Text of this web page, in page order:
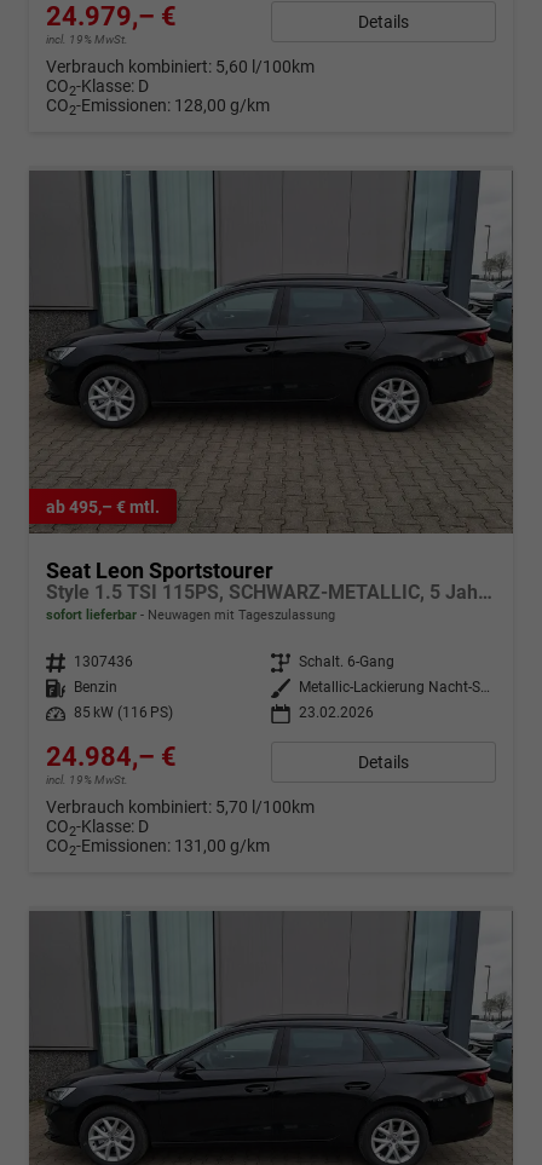
24.979,– €
incl. 19% MwSt.
Details
Verbrauch kombiniert: 5,60 l/100km
CO2-Klasse: D
CO2-Emissionen: 128,00 g/km
ab 495,– € mtl.
Seat Leon Sportstourer
Style 1.5 TSI 115PS, SCHWARZ-METALLIC, 5 Jahre Garantie, 16" ALU, MATRIX-LED, Privacy-Glas, Winter-Paket, 3-Zonen-Climatronic, ParkAssist, Parksensoren v/h, Rückfahrkamera, Radio 10,4" + Full-Link, Tempomat, M-Lederlenkrad, variabler Ladeboden
sofort lieferbar Neuwagen mit Tageszulassung
Fahrzeugnr. 1307436 Getriebe Schalt. 6-Gang
Kraftstoff
Benzin Außenfarbe
Metallic-Lackierung Nacht-Schwarz
Leistung
85 kW (116 PS) 23.02.2026
24.984,– €
incl. 19% MwSt.
Details
Verbrauch kombiniert: 5,70 l/100km
CO2-Klasse: D
CO2-Emissionen: 131,00 g/km